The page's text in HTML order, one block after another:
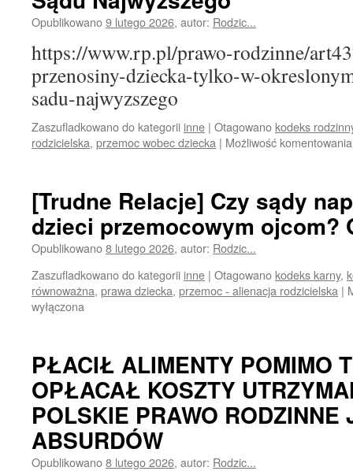
Opublikowano9 lutego 2026, autor: Rodzic...
https://www.rp.pl/prawo-rodzinne/
przenosiny-dziecka-tylko-w-
sadu-najwyzszego
Zaszufladkowano do kategorii inne | Otagowano kodeks
rodzicielska, przemoc wobec dziecka | Możliwość
[Trudne Relacje] Czy sądy
dzieci przemocowym ojcom?
Opublikowano8 lutego 2026, autor: Rodzic...
Zaszufladkowano do kategorii inne | Otagowano kodeks karny,
równoważna, prawa dziecka, przemoc - alienacja rodzicielska |
wyłączona
PŁACIŁ ALIMENTY POMIMO
OPŁACAŁ KOSZTY
POLSKIE PRAWO RODZINNE
ABSURDÓW
Opublikowano8 lutego 2026, autor: Rodzic...